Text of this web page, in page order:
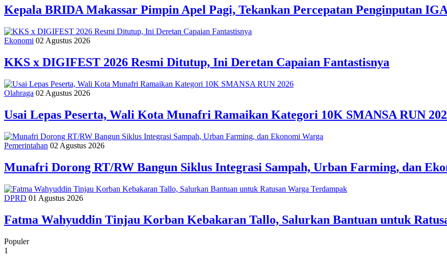
Kepala BRIDA Makassar Pimpin Apel Pagi, Tekankan Percepatan Penginputan
Ekonomi 02 Agustus 2026
KKS x DIGIFEST 2026 Resmi Ditutup, Ini Deretan Capaian Fantastisnya
Olahraga 02 Agustus 2026
Usai Lepas Peserta, Wali Kota Munafri Ramaikan Kategori 10K SMANSA RUN
Pemerintahan 02 Agustus 2026
Munafri Dorong RT/RW Bangun Siklus Integrasi Sampah, Urban Farming, dan
DPRD 01 Agustus 2026
Fatma Wahyuddin Tinjau Korban Kebakaran Tallo, Salurkan Bantuan untuk
Populer
1